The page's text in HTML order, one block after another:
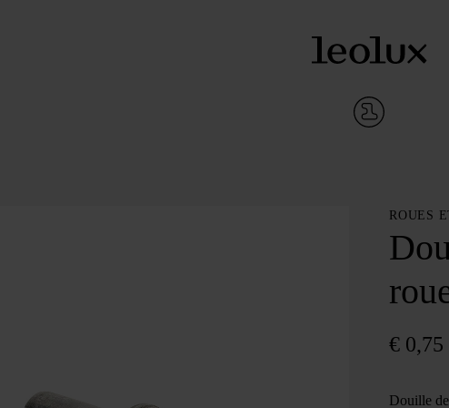
ROUES
€ 0,75
Douille